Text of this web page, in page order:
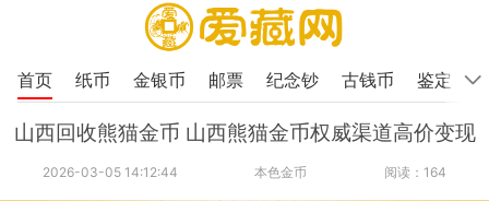
首页 纸币 金银币 邮票 纪念钞 古钱币 鉴定
山西回收熊猫金币 山西熊猫金币权威渠道高价变现
2026-03-05 14:12:44 本色金币 阅读：164